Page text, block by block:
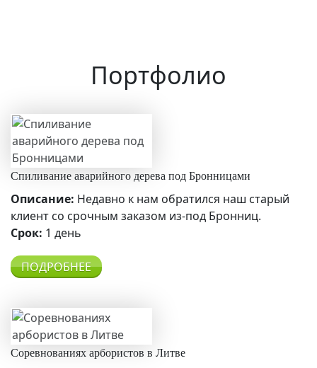
Портфолио
Спиливание аварийного дерева под Бронницами
Описание: Недавно к нам обратился наш старый
клиент со срочным заказом из-под Бронниц.
Срок: 1 день
ПОДРОБНЕЕ
Соревнованиях арбористов в Литве